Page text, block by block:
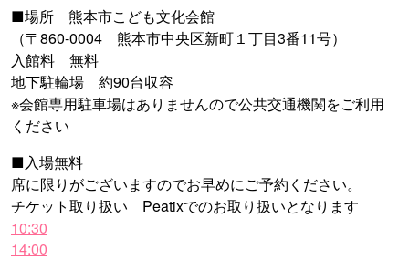
■場所 熊本市こども文化会館
（〒860-0004 熊本市中央区新町１丁目3番11号）
入館料 無料
地下駐輪場 約90台収容
※会館専用駐車場はありませんので公共交通機関をご利用
ください
■入場無料
席に限りがございますのでお早めにご予約ください。
チケット取り扱い Peatixでのお取り扱いとなります
10:30
14:00